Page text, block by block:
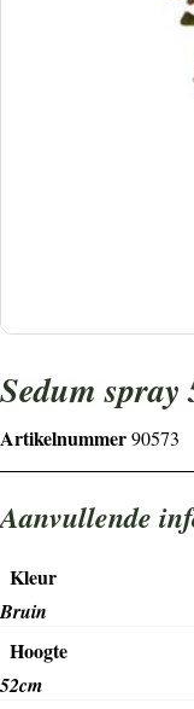
sedum
Artikelnummer90573
Aanvullende
Kleur
Bruin
Hoogte
52cm